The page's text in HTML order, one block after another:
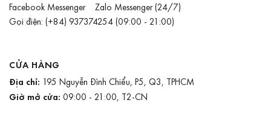
Facebook Messenger Zalo Messenger(24/7)
Gọi điện: (+84) 937374254(09:00 - 21:00)
CỬA HÀNG
Địa chỉ: 195 Nguyễn Đình Chiểu, P5, Q3, TPHCM
Giờ mở cửa: 09:00 - 21:00, T2-CN